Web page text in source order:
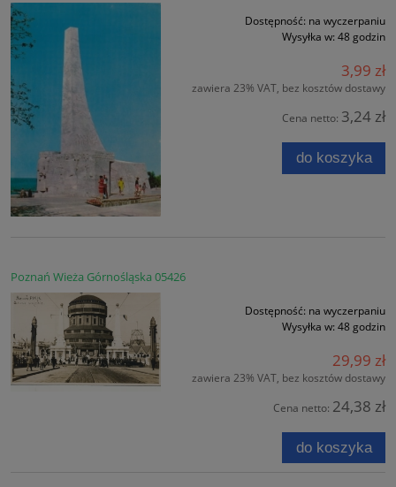
Dostępność: na wyczerpaniu
Wysyłka w: 48 godzin
3,99 zł
zawiera 23% VAT, bez kosztów dostawy
Cena netto: 3,24 zł
do koszyka
Poznań Wieża Górnośląska 05426
Dostępność: na wyczerpaniu
Wysyłka w: 48 godzin
29,99 zł
zawiera 23% VAT, bez kosztów dostawy
Cena netto: 24,38 zł
do koszyka